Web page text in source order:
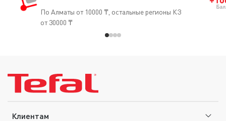
По Алматы от 10000 ₸, остальные регионы КЗ
от 30000 ₸
Клиентам